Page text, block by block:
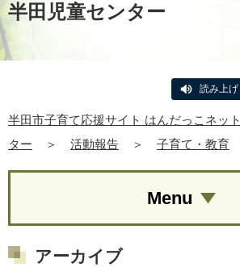
半田児童センター
読み上げ
半田市子育て応援サイト はんだっこネット
ター
＞ 活動報告 ＞ 子育て・教育
Menu
アーカイブ